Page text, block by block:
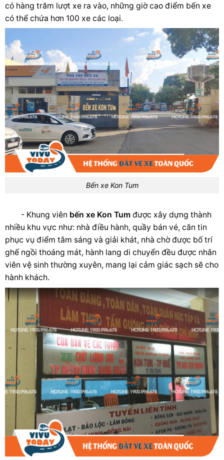
có hàng trăm lượt xe ra vào, những giờ cao điểm bến xe
có thể chứa hơn 100 xe các loại.
Bến xe Kon Tum
- Khung viên bến xe Kon Tum được xây dựng thành
nhiều khu vực như: nhà điều hành, quầy bán vé, căn tin
phục vụ điểm tâm sáng và giải khát, nhà chờ được bố trí
ghế ngồi thoáng mát, hành lang di chuyển đều được nhân
viên vệ sinh thường xuyên, mang lại cảm giác sạch sẽ cho
hành khách.